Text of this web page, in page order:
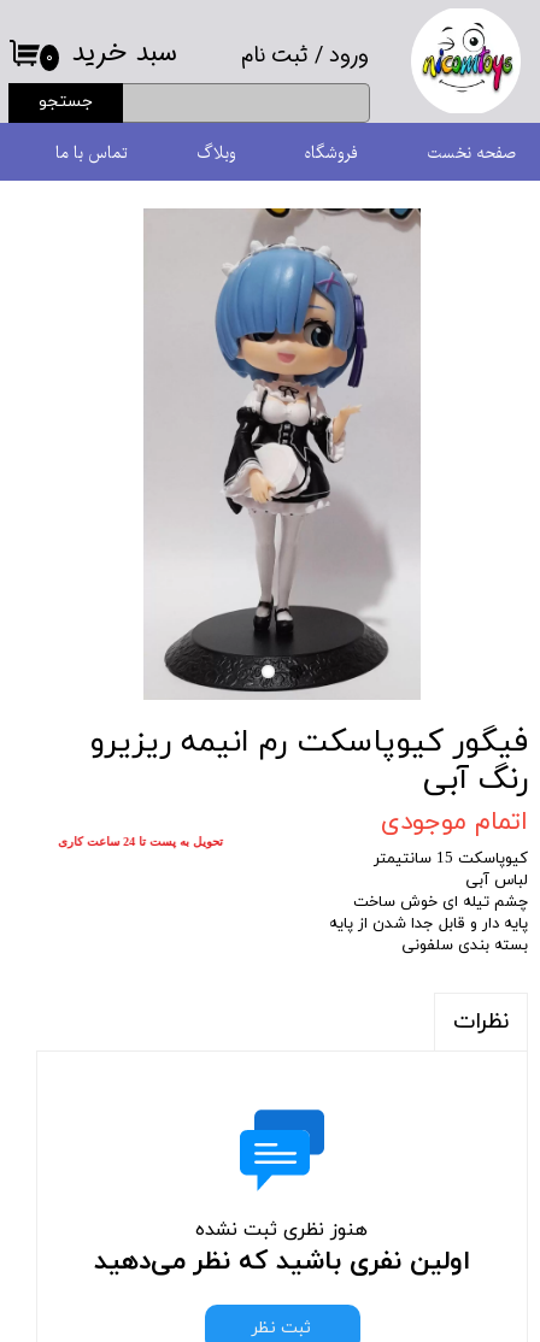
ورود/ ثبت نام
حساب کاربری من
تغییر گذر واژه
سفارشات
خروج از حساب کاربری
جستجو
۰ سبد خرید
صفحه نخست فروشگاه وبلاگ تماس با ما
فیگور کیوپاسکت رم انیمه ریزیرو
رنگ آبی
اتمام موجودی
کیوپاسکت 15 سانتیمتر
لباس آبی
چشم تیله ای خوش ساخت
پایه دار و قابل جدا شدن از پایه
بسته بندی سلفونی
نظرات
هنوز نظری ثبت نشده
اولین نفری باشید که نظر می‌دهید
ثبت نظر
تحویل به پست تا 24 ساعت کاری